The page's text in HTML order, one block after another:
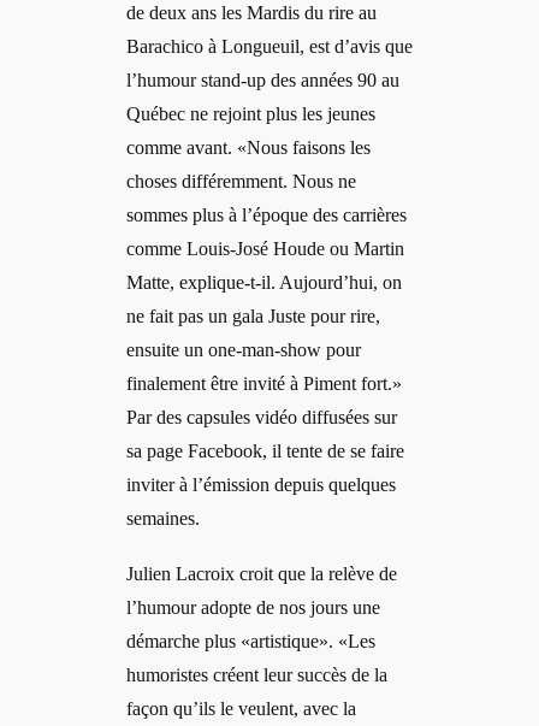
de deux ans les Mardis du rire au
Barachico à Longueuil, est d’avis que
l’humour stand-up des années 90 au
Québec ne rejoint plus les jeunes
comme avant. «Nous faisons les
choses différemment. Nous ne
sommes plus à l’époque des carrières
comme Louis-José Houde ou Martin
Matte, explique-t-il. Aujourd’hui, on
ne fait pas un gala Juste pour rire,
ensuite un one-man-show pour
finalement être invité à Piment fort.»
Par des capsules vidéo diffusées sur
sa page Facebook, il tente de se faire
inviter à l’émission depuis quelques
semaines.
Julien Lacroix croit que la relève de
l’humour adopte de nos jours une
démarche plus «artistique». «Les
humoristes créent leur succès de la
façon qu’ils le veulent, avec la